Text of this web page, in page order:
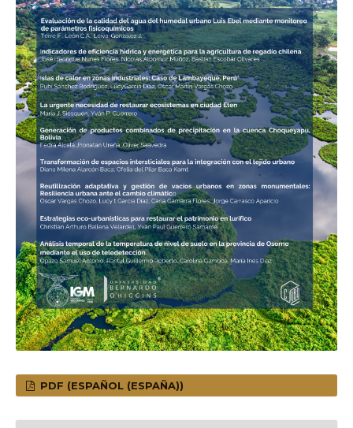
PDF (ESPAÑOL (ESPAÑA))